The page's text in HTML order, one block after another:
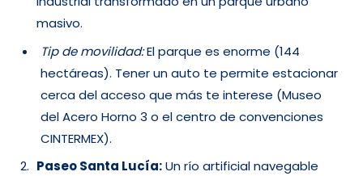
masivo.
Tip de movilidad:El parque es enorme (144
hectáreas). Tener un auto te permite estacionar
cerca del acceso que más te interese (Museo
del Acero Horno 3 o el centro de convenciones
CINTERMEX).
Paseo Santa Lucía:Un río artificial navegable